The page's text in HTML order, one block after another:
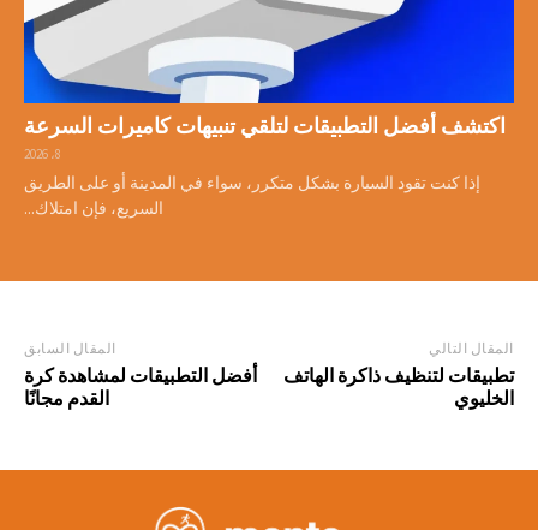
اكتشف أفضل التطبيقات لتلقي تنبيهات كاميرات السرعة
8، 2026
إذا كنت تقود السيارة بشكل متكرر، سواء في المدينة أو على الطريق
السريع، فإن امتلاك...
المقال السابق
أفضل التطبيقات لمشاهدة كرة
القدم مجانًا
المقال التالي
تطبيقات لتنظيف ذاكرة الهاتف
الخليوي